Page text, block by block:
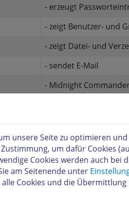
- erzeugt
- zeigt Benutzer- und
- zeigt Datei- und
- sendet E-Mail
- Midnight
Kommandotool
- File-Viewer des
- erzeugt Verzeichnisse
- listet Dateien
unsere Seite zu optimieren
um dafür Cookies
Cookies werden auch bei
am Seitenende unter
alle Cookies und die